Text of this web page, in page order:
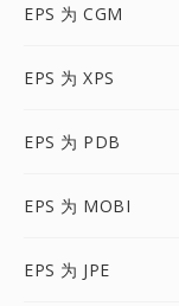
EPS 为 CGM
EPS 为 XPS
EPS 为 PDB
EPS 为 MOBI
EPS 为 JPE